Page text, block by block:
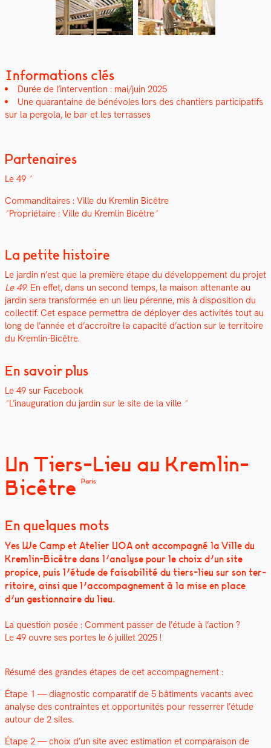
Informations clés
Durée de l’intervention : mai/juin 2025
Une quar­an­taine de bénév­oles lors des chantiers par­tic­i­pat­ifs
sur la per­go­la, le bar et les ter­rass­es
Partenaires
Le 49
Com­man­di­taires : Ville du Krem­lin Bicêtre
Pro­prié­taire : Ville du Krem­lin Bicêtre
La petite histoire
Le jardin n’est que la pre­mière étape du développe­ment du pro­jet
Le 49. En effet, dans un sec­ond temps, la mai­son attenante au
jardin sera trans­for­mée en un lieu pérenne, mis à dis­po­si­tion du
col­lec­tif. Cet espace per­me­t­tra de déploy­er des activ­ités tout au
long de l’année et d’accroître la capac­ité d’action sur le ter­ri­toire
du Krem­lin-Bicêtre.
En savoir plus
Le 49 sur Face­book
L’inauguration du jardin sur le site de la ville
Un Tiers-Lieu au Kremlin-
Bicêtre
Paris
En quelques mots
Yes We Camp et Ate­lier UOA ont accom­pa­g­né la Ville du
Krem­lin-Bicêtre dans l’analyse pour le choix d’un site
prop­ice, puis l’étude de fais­abil­ité du tiers-lieu sur son ter­
ri­toire, ain­si que l’accompagnement à la mise en place
d’un ges­tion­naire du lieu.
La ques­tion posée : Com­ment pass­er de l’étude à l’action ?
Le 49 ouvre ses portes le 6 juil­let 2025 !
Résumé des grandes étapes de cet accom­pa­g­ne­ment :
Étape 1 — diag­nos­tic com­para­tif de 5 bâti­ments vacants avec
analyse des con­traintes et oppor­tu­nités pour resser­rer l’étude
autour de 2 sites.
Étape 2 — choix d’un site avec esti­ma­tion et com­para­i­son de